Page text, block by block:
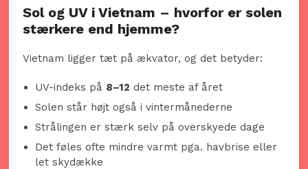
Sol og UV i Vietnam – hvorfor er solen
stærkere end hjemme?
Vietnam ligger tæt på ækvator, og det betyder:
UV-indeks på 8–12 det meste af året
Solen står højt også i vintermånederne
Strålingen er stærk selv på overskyede dage
Det føles ofte mindre varmt pga. havbrise eller
let skydække